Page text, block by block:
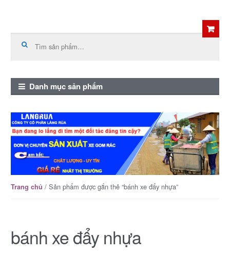
navigation
content
kiếm:
Danh mục sản phẩm
Trang chủ / Sản phẩm được gắn thẻ “bánh xe đẩy nhựa”
bánh xe đẩy nhựa